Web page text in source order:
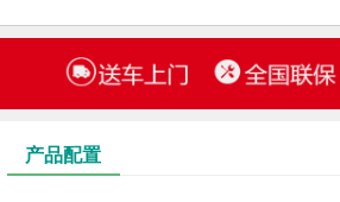
产品配置